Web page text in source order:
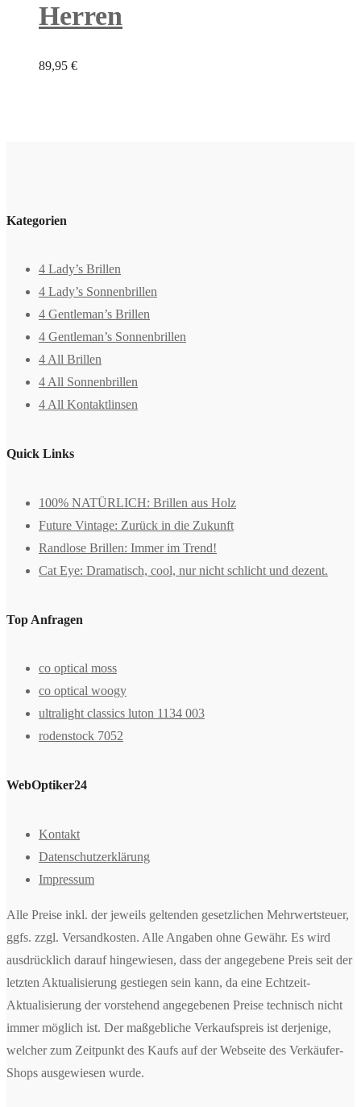
Herren
89,95 €
Kategorien
4 Lady’s Brillen
4 Lady’s Sonnenbrillen
4 Gentleman’s Brillen
4 Gentleman’s Sonnenbrillen
4 All Brillen
4 All Sonnenbrillen
4 All Kontaktlinsen
Quick Links
100% NATÜRLICH: Brillen aus Holz
Future Vintage: Zurück in die Zukunft
Randlose Brillen: Immer im Trend!
Cat Eye: Dramatisch, cool, nur nicht schlicht und dezent.
Top Anfragen
co optical moss
co optical woogy
ultralight classics luton 1134 003
rodenstock 7052
WebOptiker24
Kontakt
Datenschutzerklärung
Impressum
Alle Preise inkl. der jeweils geltenden gesetzlichen Mehrwertsteuer,
ggfs. zzgl. Versandkosten. Alle Angaben ohne Gewähr. Es wird
ausdrücklich darauf hingewiesen, dass der angegebene Preis seit der
letzten Aktualisierung gestiegen sein kann, da eine Echtzeit-
Aktualisierung der vorstehend angegebenen Preise technisch nicht
immer möglich ist. Der maßgebliche Verkaufspreis ist derjenige,
welcher zum Zeitpunkt des Kaufs auf der Webseite des Verkäufer-
Shops ausgewiesen wurde.